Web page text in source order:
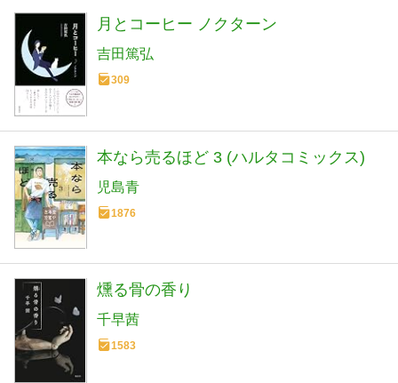
月とコーヒー ノクターン
吉田篤弘
309
本なら売るほど 3 (ハルタコミックス)
児島青
1876
燻る骨の香り
千早茜
1583